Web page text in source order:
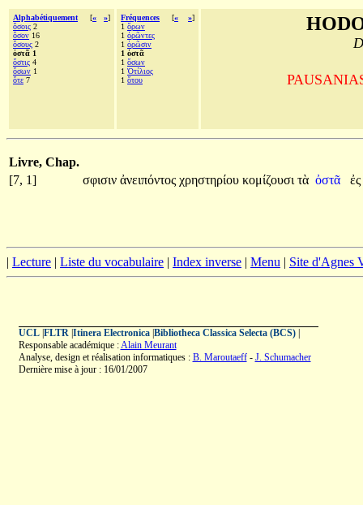
Alphabétiquement [« »]
ὅσοις 2
ὅσον 16
ὅσους 2
ὀστᾶ 1
ὅστις 4
ὅσων 1
ὅτε 7
Fréquences [« »]
1 ὅρων
1 ὁρῶντες
1 ὁρῶσιν
1 ὀστᾶ
1 ὅσων
1 Ὀτίλιος
1 ὅτου
Livre, Chap.
[7, 1]
σφισιν ἀνειπόντος χρηστηρίου κομίζουσι τὰ ὀστᾶ ἐς
| Lecture | Liste du vocabulaire | Index inverse | Menu | Site d'Agnes
UCL| FLTR| Itinera Electronica| Bibliotheca Classica Selecta (BCS)|
Responsable académique :Alain Meurant
Analyse, design et réalisation informatiques : B. Maroutaeff- J. Schumacher
Dernière mise à jour : 16/01/2007